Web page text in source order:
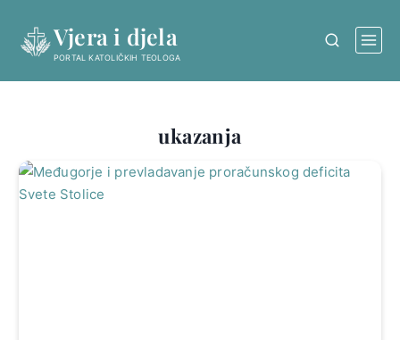
content
Vjera i djela
PORTAL KATOLIČKIH TEOLOGA
ukazanja